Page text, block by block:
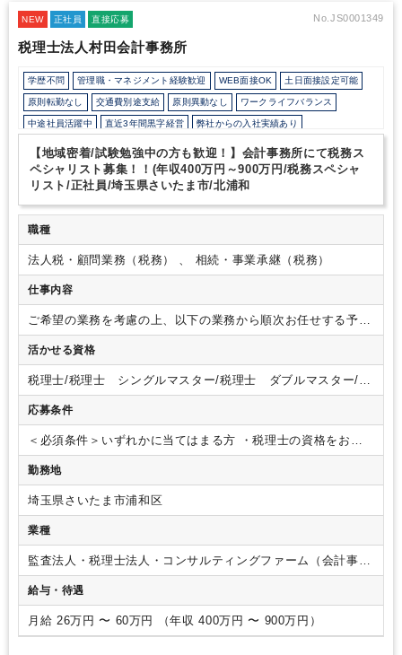
境を常に検討しています。
◇リフレッシュ休暇の30分単位取得可
を法人割引利用にて受講可能◇税理士試験の試験費用の半額補助
時間勤務申請可能～福利厚生欄に他の制度も記載しておりますの
で、是非ご覧ください～ 【3】公平な人事評価制度母体が社労士
法人ということもあり、当法人の働き方も法令順守です。そのた
め、深夜まで続く勤務や休日出勤などはありません。ワークライフ
バランスを保ちながら、しっかりと業務に取組んでいただけます。
評価制度については全社員に公平な評価を目指しています。もちろ
んキャリアアップについても同様です。 例えば… ・自らチャレン
ジできる昇格試験を年に1回実施
・新たな制度を思いついたら会社
に提案できる制度あり など… 是非、CACグループの一員として
一緒に働いてみませんか？
NEW 正社員 直接応募 No.JS0001349
税理士法人村田会計事務所
学歴不問 管理職・マネジメント経験歓迎 WEB面接OK 土日面接設定可能
原則転勤なし 交通費別途支給 原則異動なし ワークライフバランス
中途社員活躍中 直近3年間黒字経営 弊社からの入社実績あり
所定労働時間8時間未満 自動車通勤OK 研修・資格取得支援
完全週休2日制 地域密着 顧客開拓にノウハウあり
資産税（相続・事業承継）に強み ダブルライセンス(公認会計士＋税理士等）
不動産に強み ITに強み
【地域密着/試験勉強中の方も歓迎！】会計事務所にて税務ス
ペシャリスト募集！！(年収400万円～900万円/税務スペシャ
リスト/正社員/埼玉県さいたま市/北浦和
職種
法人税・顧問業務（税務） 、 相続・事業承継（税務）
仕事内容
ご希望の業務を考慮の上、以下の業務から順次お任せする予定
です。・スタッフのマネジメント・税務相談業務・巡回監査
業務・税務申告業務（相続税業務含む）
活かせる資格
税理士/税理士 シングルマスター/税理士 ダブルマスター/税
理士試験 １科目合格/税理士試験 ２科目合格/税理士試験
３科目合格/税理士試験 ４科目合格/日商簿記 ２級
応募条件
＜必須条件＞いずれかに当てはまる方 ・税理士の資格をお持
ちの方（科目合格および試験勉強中の方も可）・事務所でメ
ンバーマネジメントの経験がある方
ートナーをめざしたい方
みたいとお考えの方
勤務地
埼玉県さいたま市浦和区
業種
監査法人・税理士法人・コンサルティングファーム（会計事務
所）
給与・待遇
月給 26万円 〜 60万円 （年収 400万円 〜 900万円）